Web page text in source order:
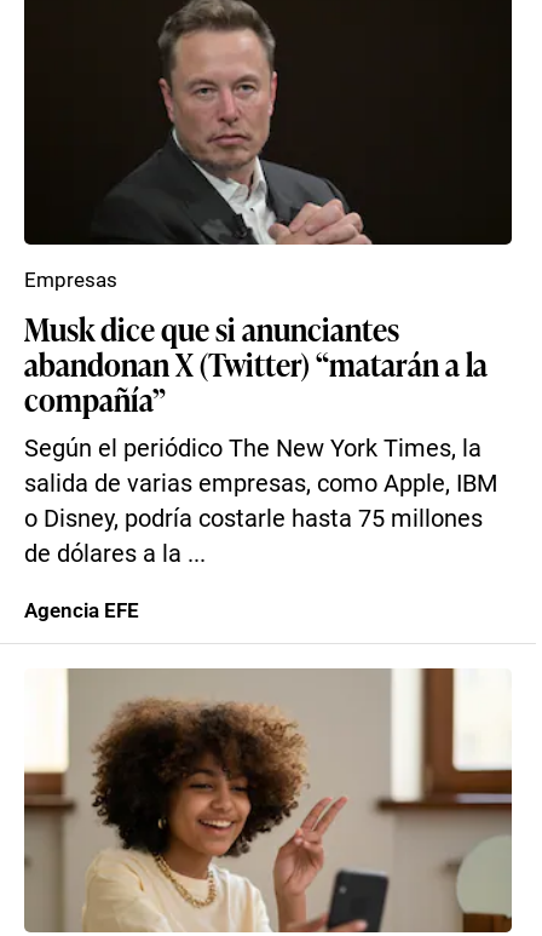
Musk dice que si anunciantes
abandonan X (Twitter) “matarán a la
compañía”
Según el periódico The New York Times, la
salida de varias empresas, como Apple, IBM
o Disney, podría costarle hasta 75 millones
de dólares a la ...
Empresas
Agencia EFE